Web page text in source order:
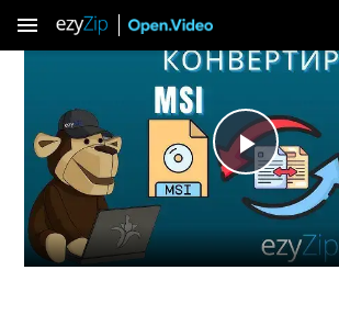
menu
Play
Video